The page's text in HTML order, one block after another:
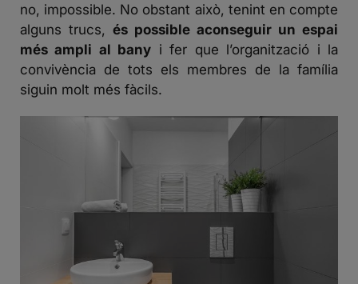
no, impossible. No obstant això, tenint en compte
alguns trucs, és possible aconseguir un espai
més ampli al bany i fer que l’organització i la
convivència de tots els membres de la família
siguin molt més fàcils.